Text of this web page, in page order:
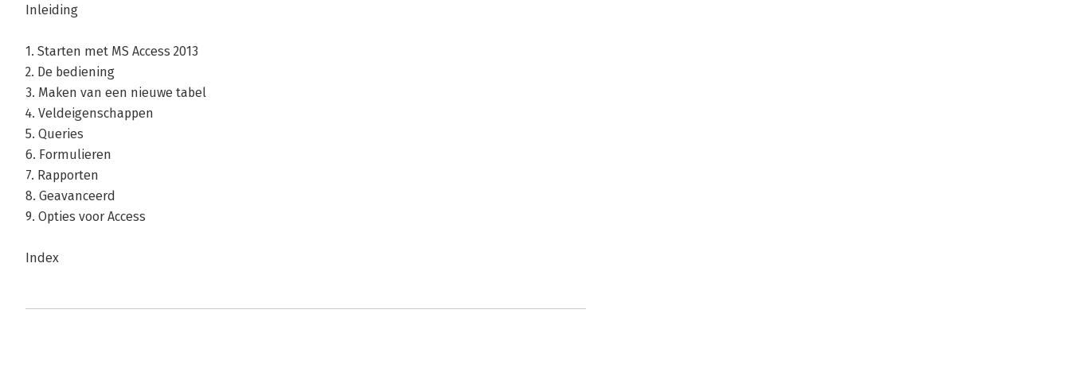
Inleiding
1. Starten met MS Access 2013
2. De bediening
3. Maken van een nieuwe tabel
4. Veldeigenschappen
5. Queries
6. Formulieren
7. Rapporten
8. Geavanceerd
9. Opties voor Access
Index